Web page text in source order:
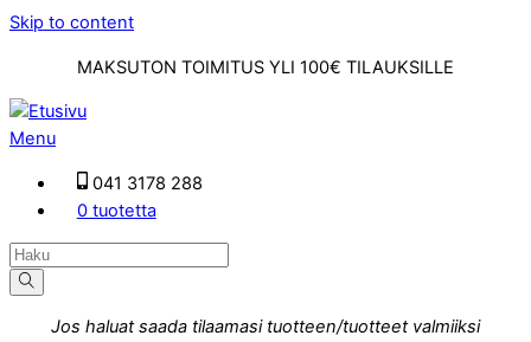
Skip to content
MAKSUTON TOIMITUS YLI 100€ TILAUKSILLE
Menu
041 3178 288
0 tuotetta
Jos haluat saada tilaamasi tuotteen/tuotteet valmiiksi